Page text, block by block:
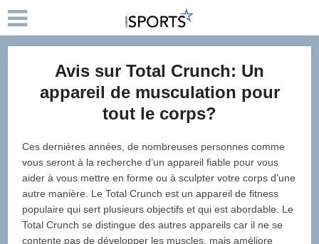
Avis sur Total Crunch: Un
appareil de musculation pour
tout le corps?
Ces dernières années, de nombreuses personnes comme
vous seront à la recherche d’un appareil fiable pour vous
aider à vous mettre en forme ou à sculpter votre corps d’une
autre manière. Le Total Crunch est un appareil de fitness
populaire qui sert plusieurs objectifs et qui est abordable. Le
Total Crunch se distingue des autres appareils car il ne se
contente pas de développer les muscles, mais améliore